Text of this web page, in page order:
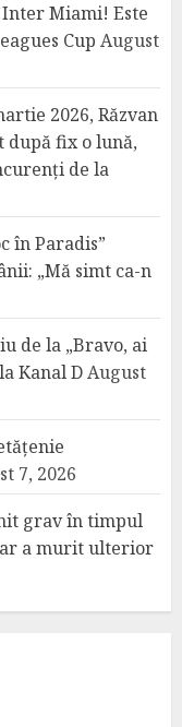
Miami! Este
Cup August
2026, Răzvan
după fix o lună,
de la
în Paradis”
„Mă simt ca-n
de la „Bravo, ai
Kanal DAugust
7, 2026
grav în timpul
a murit ulterior